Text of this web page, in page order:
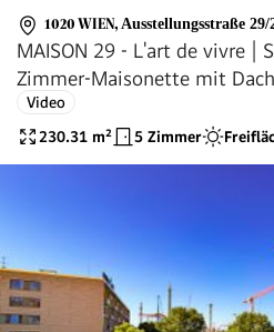
1020 WIEN, Ausstellungsstraße 29/
MAISON 29 - L'art de vivre |
Zimmer-Maisonette mit
privatem Liftausstieg! Blick
Prater!
Video
230.31 m² 5 Zimmer